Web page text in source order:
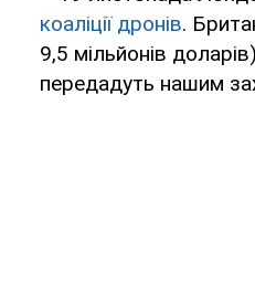
коаліції дронів.
9,5 мільйонів
передадуть нашим